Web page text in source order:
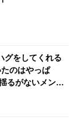
グをしてくれる
のはやっぱ
るがないメンバ